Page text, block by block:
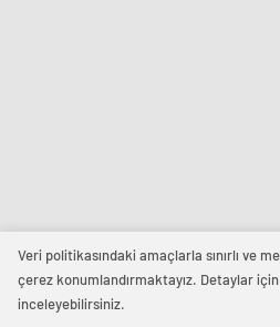
Veri politikasındaki amaçlarla sınırlı ve
çerez konumlandırmaktayız. Detaylar için
inceleyebilirsiniz.